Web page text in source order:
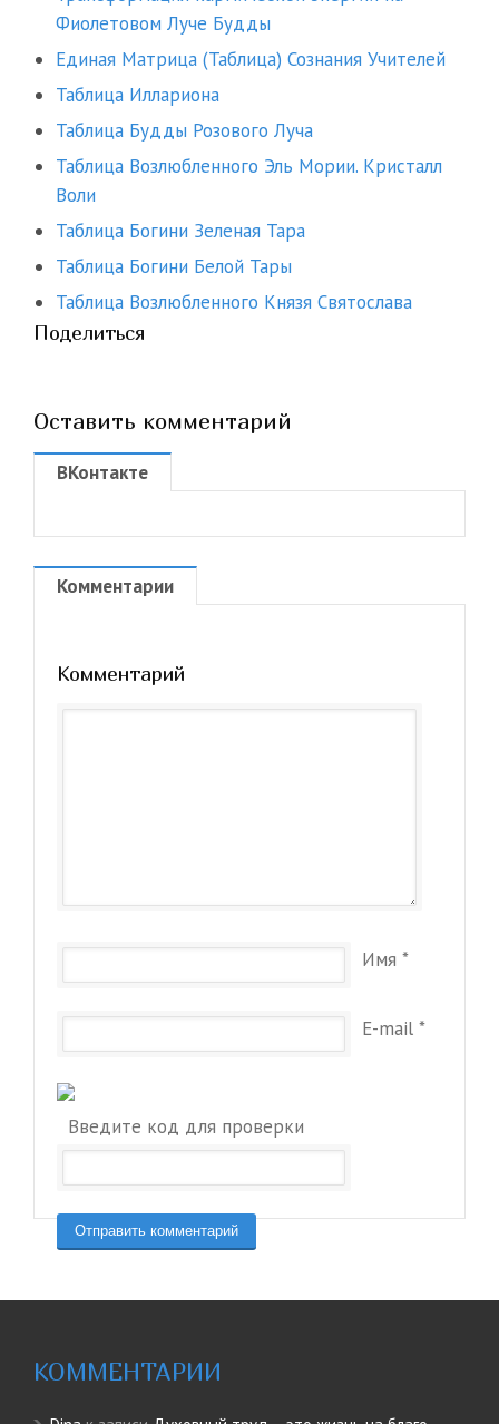
Фиолетовом Луче Будды
Единая Матрица (Таблица) Сознания Учителей
Таблица Иллариона
Таблица Будды Розового Луча
Таблица Возлюбленного Эль Мории. Кристалл
Воли
Таблица Богини Зеленая Тара
Таблица Богини Белой Тары
Таблица Возлюбленного Князя Святослава
Поделиться
Оставить комментарий
ВКонтакте
Комментарии
Комментарий
Имя *
E-mail *
Введите код для проверки
КОММЕНТАРИИ